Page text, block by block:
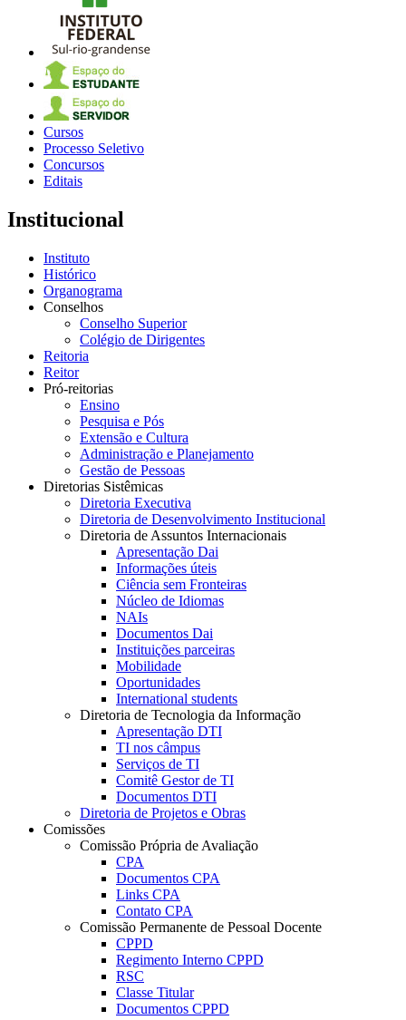
Cursos
Processo Seletivo
Concursos
Editais
Institucional
Instituto
Histórico
Organograma
Conselhos
Conselho Superior
Colégio de Dirigentes
Reitoria
Reitor
Pró-reitorias
Ensino
Pesquisa e Pós
Extensão e Cultura
Administração e Planejamento
Gestão de Pessoas
Diretorias Sistêmicas
Diretoria Executiva
Diretoria de Desenvolvimento Institucional
Diretoria de Assuntos Internacionais
Apresentação Dai
Informações úteis
Ciência sem Fronteiras
Núcleo de Idiomas
NAIs
Documentos Dai
Instituições parceiras
Mobilidade
Oportunidades
International students
Diretoria de Tecnologia da Informação
Apresentação DTI
TI nos câmpus
Serviços de TI
Comitê Gestor de TI
Documentos DTI
Diretoria de Projetos e Obras
Comissões
Comissão Própria de Avaliação
CPA
Documentos CPA
Links CPA
Contato CPA
Comissão Permanente de Pessoal Docente
CPPD
Regimento Interno CPPD
RSC
Classe Titular
Documentos CPPD